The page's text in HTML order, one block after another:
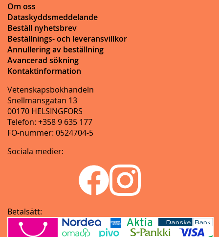
Om oss
Dataskyddsmeddelande
Beställ nyhetsbrev
Beställnings- och leveransvillkor
Annullering av beställning
Avancerad sökning
Kontaktinformation
Vetenskapsbokhandeln
Snellmansgatan 13
00170 HELSINGFORS
Telefon: +358 9 635 177
FO-nummer: 0524704-5
Sociala medier:
Betalsätt: